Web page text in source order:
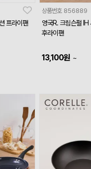
프라이팬
상품번호 856889
영국R. 크림슨펄
후라이팬
13,100원 ~